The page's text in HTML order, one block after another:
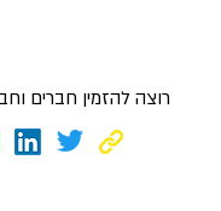
רוצה להזמין חברים